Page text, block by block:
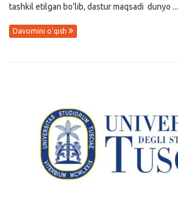
tashkil etilgan bo’lib, dastur maqsadi dunyo ...
Davomini o'qish